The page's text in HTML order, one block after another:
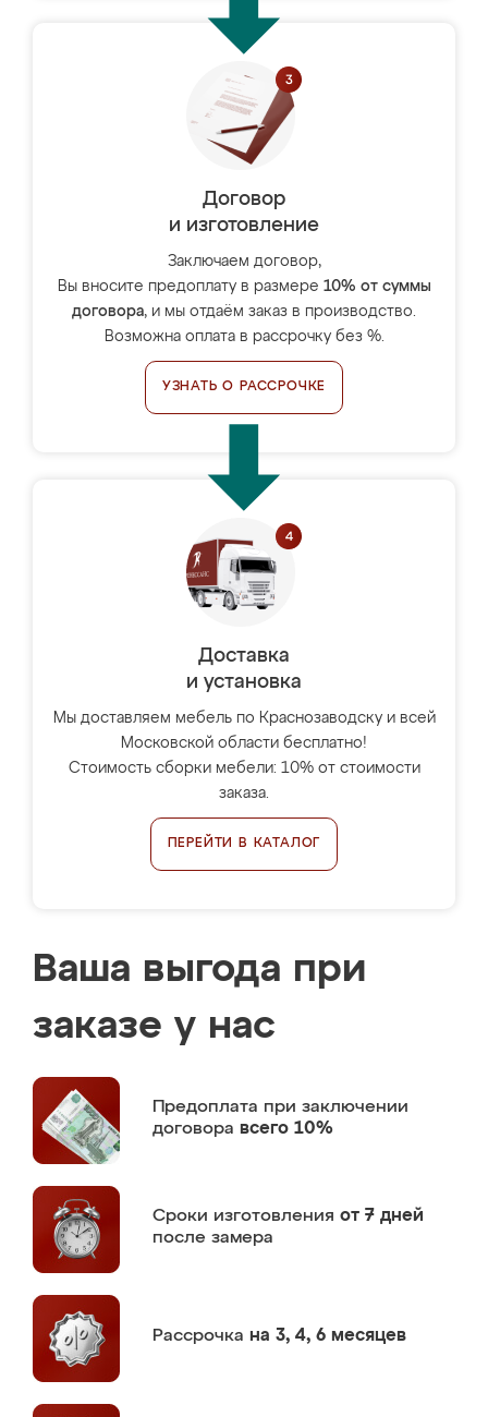
Договор
и изготовление
Заключаем договор,
Вы вносите предоплату в размере 10% от суммы
договора, и мы отдаём заказ в производство.
Возможна оплата в рассрочку без %.
УЗНАТЬ О РАССРОЧКЕ
Доставка
и установка
Мы доставляем мебель по Краснозаводску и всей
Московской области бесплатно!
Стоимость сборки мебели: 10% от стоимости
заказа.
ПЕРЕЙТИ В КАТАЛОГ
Ваша выгода при
заказе у нас
Предоплата при заключении
договора всего 10%
Сроки изготовления от 7 дней
после замера
Рассрочка на 3, 4, 6 месяцев